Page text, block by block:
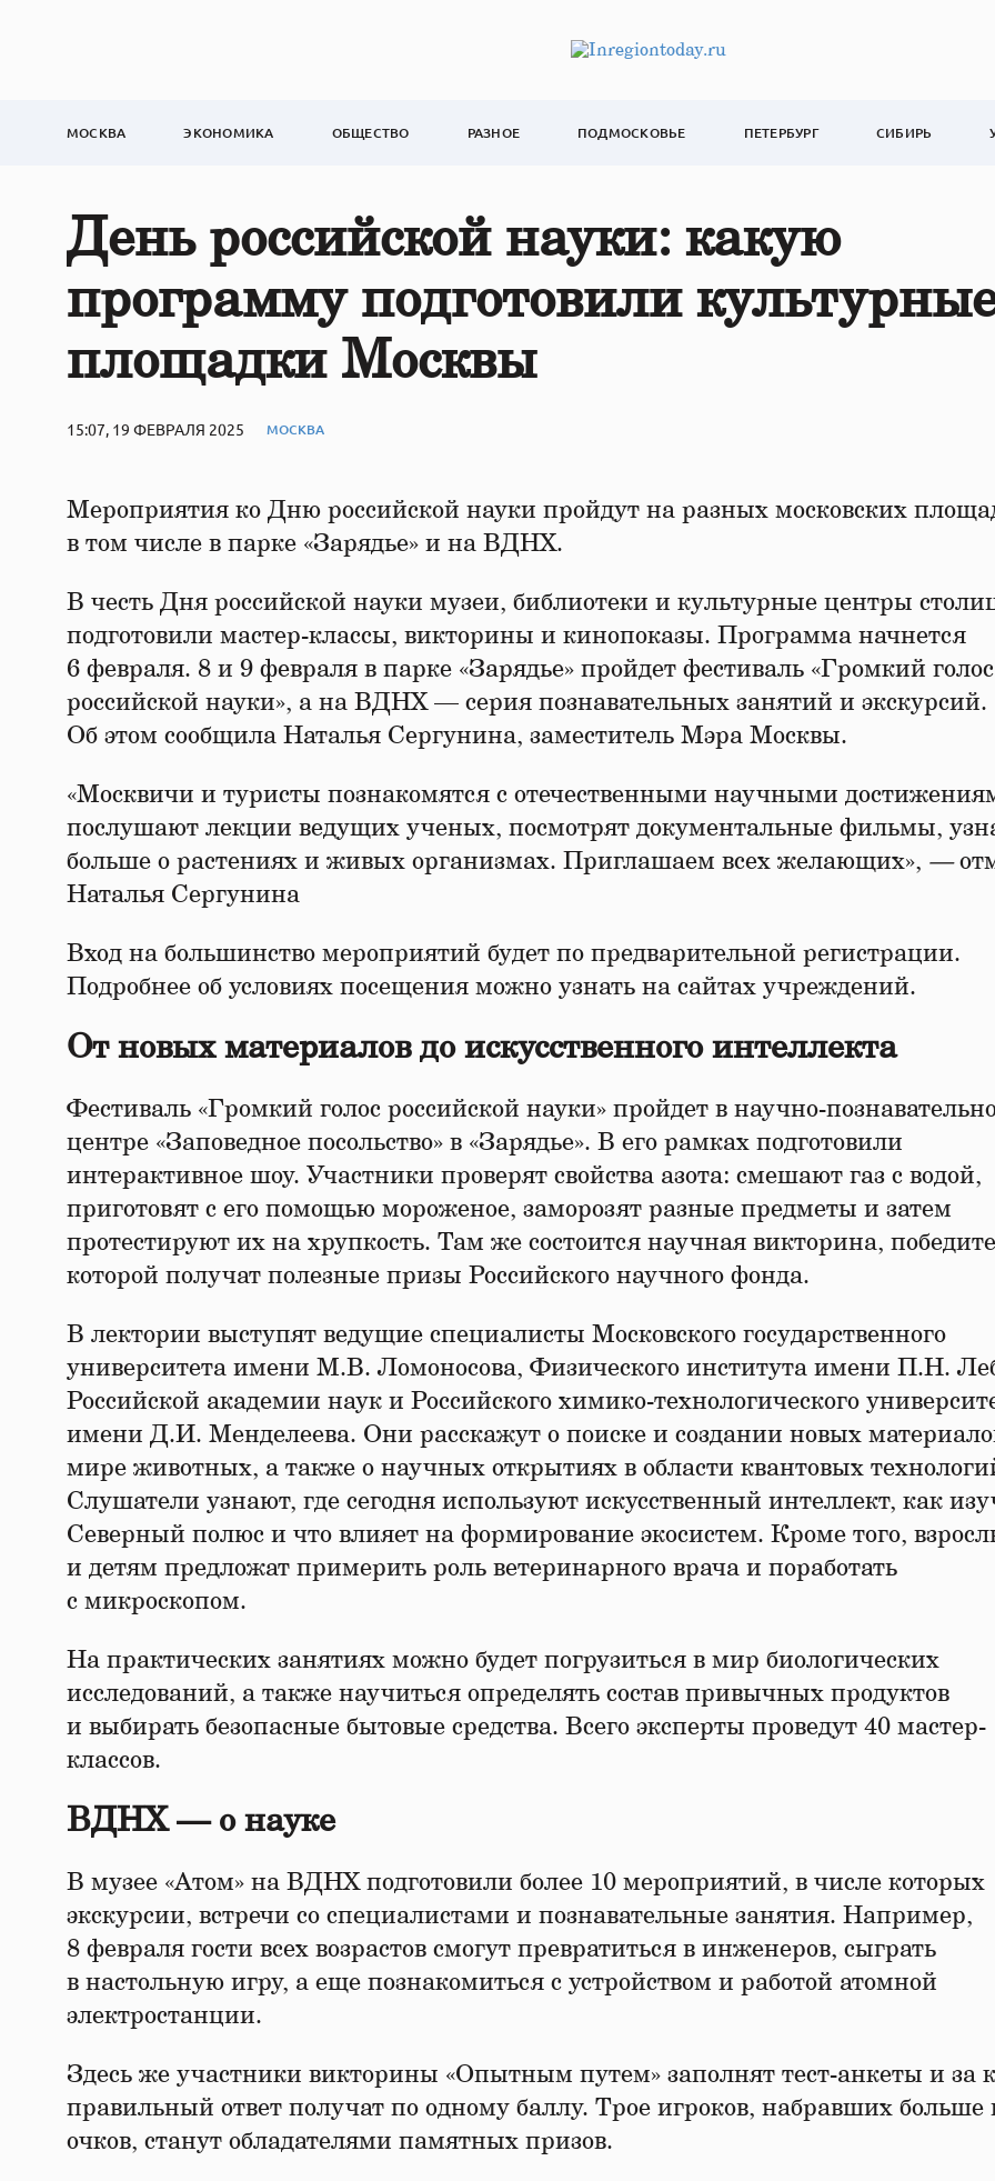
МОСКВА ЭКОНОМИКА ОБЩЕСТВО РАЗНОЕ ПОДМОСКОВЬЕ ПЕТЕРБУРГ СИБИРЬ
День российской науки: какую
программу подготовили
площадки Москвы
15:07, 19 ФЕВРАЛЯ 2025 МОСКВА
Мероприятия ко Дню российской науки пройдут на разных московских
в том числе в парке «Зарядье» и на ВДНХ.
В честь Дня российской науки музеи, библиотеки и культурные центры
подготовили мастер-классы, викторины и кинопоказы. Программа начнется
6 февраля. 8 и 9 февраля в парке «Зарядье» пройдет фестиваль «Громкий голос
российской науки», а на ВДНХ — серия познавательных занятий и экскурсий.
Об этом сообщила Наталья Сергунина, заместитель Мэра Москвы.
«Москвичи и туристы познакомятся с отечественными научными
послушают лекции ведущих ученых, посмотрят документальные фильмы,
больше о растениях и живых организмах. Приглашаем всех желающих», —
Наталья Сергунина
Вход на большинство мероприятий будет по предварительной регистрации.
Подробнее об условиях посещения можно узнать на сайтах учреждений.
От новых материалов до искусственного интеллекта
Фестиваль «Громкий голос российской науки» пройдет в научно-
центре «Заповедное посольство» в «Зарядье». В его рамках подготовили
интерактивное шоу. Участники проверят свойства азота: смешают газ с водой,
приготовят с его помощью мороженое, заморозят разные предметы и затем
протестируют их на хрупкость. Там же состоится научная викторина,
которой получат полезные призы Российского научного фонда.
В лектории выступят ведущие специалисты Московского государственного
университета имени М.В. Ломоносова, Физического института имени П.Н.
Российской академии наук и Российского химико-технологического
имени Д.И. Менделеева. Они расскажут о поиске и создании новых
мире животных, а также о научных открытиях в области квантовых
Слушатели узнают, где сегодня используют искусственный интеллект, как
Северный полюс и что влияет на формирование экосистем. Кроме того,
и детям предложат примерить роль ветеринарного врача и поработать
с микроскопом.
На практических занятиях можно будет погрузиться в мир биологических
исследований, а также научиться определять состав привычных продуктов
и выбирать безопасные бытовые средства. Всего эксперты проведут 40 мастер-
классов.
ВДНХ — о науке
В музее «Атом» на ВДНХ подготовили более 10 мероприятий, в числе которых
экскурсии, встречи со специалистами и познавательные занятия. Например,
8 февраля гости всех возрастов смогут превратиться в инженеров, сыграть
в настольную игру, а еще познакомиться с устройством и работой атомной
электростанции.
Здесь же участники викторины «Опытным путем» заполнят тест-анкеты и за
правильный ответ получат по одному баллу. Трое игроков, набравших больше
очков, станут обладателями памятных призов.